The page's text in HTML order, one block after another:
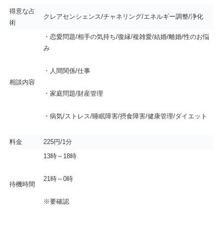
得意な占
術
クレアセンシェンス/チャネリング/エネルギー調整/浄化
相談内容
・恋愛問題/相手の気持ち/復縁/複雑愛/結婚/離婚/性のお悩
み
・人間関係/仕事
・家庭問題/財産管理
・病気/ストレス/睡眠障害/摂食障害/健康管理/ダイエット
料金 225円/1分
待機時間
13時～18時
21時～0時
※要確認